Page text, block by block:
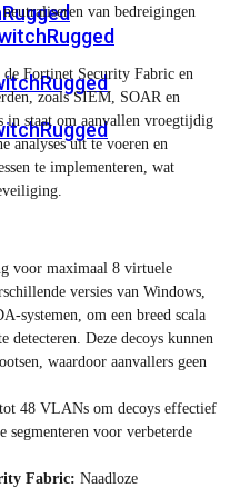
van bedreigingen
Fortinet Security Fabric en
zoals SIEM, SOAR en
in staat om aanvallen vroegtijdig
analyses uit te voeren en
te implementeren, wat
voor maximaal 8 virtuele
versies van Windows,
systemen, om een breed scala
detecteren. Deze decoys kunnen
waardoor aanvallers geen
48 VLANs om decoys effectief
segmenteren voor verbeterde
Fabric: Naadloze